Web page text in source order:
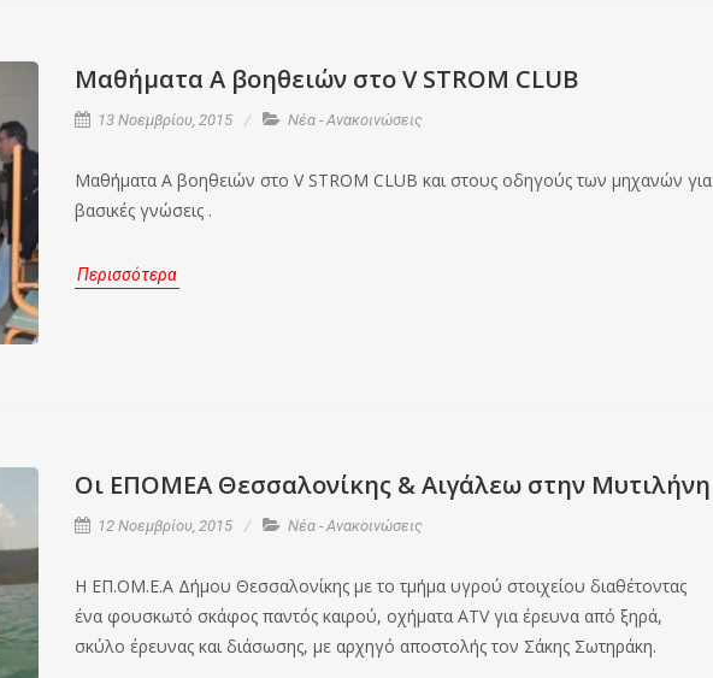
Μαθήματα Α βοηθειών στο V STROM CLUB
13 Νοεμβρίου, 2015 Νέα - Ανακοινώσεις
Μαθήματα Α βοηθειών στο V STROM CLUB και στους οδηγούς των μηχανών για
βασικές γνώσεις .
Περισσότερα
Οι ΕΠΟΜΕΑ Θεσσαλονίκης & Αιγάλεω στην Μυτιλήνη
12 Νοεμβρίου, 2015 Νέα - Ανακοινώσεις
Η ΕΠ.ΟΜ.Ε.Α Δήμου Θεσσαλονίκης με το τμήμα υγρού στοιχείου διαθέτοντας
ένα φουσκωτό σκάφος παντός καιρού, οχήματα ATV για έρευνα από ξηρά,
σκύλο έρευνας και διάσωσης, με αρχηγό αποστολής τον Σάκης Σωτηράκη.